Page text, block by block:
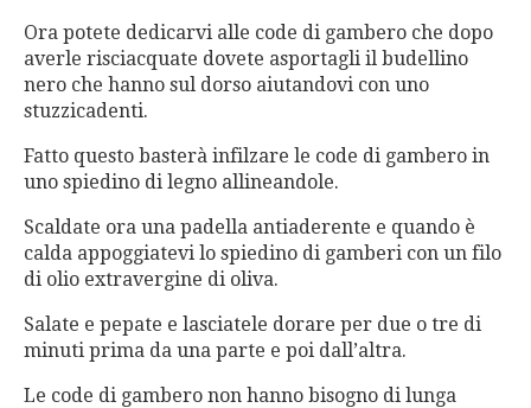
Ora potete dedicarvi alle code di gambero che dopo
averle risciacquate dovete asportagli il budellino
nero che hanno sul dorso aiutandovi con uno
stuzzicadenti.
Fatto questo basterà infilzare le code di gambero in
uno spiedino di legno allineandole.
Scaldate ora una padella antiaderente e quando è
calda appoggiatevi lo spiedino di gamberi con un filo
di olio extravergine di oliva.
Salate e pepate e lasciatele dorare per due o tre di
minuti prima da una parte e poi dall’altra.
Le code di gambero non hanno bisogno di lunga